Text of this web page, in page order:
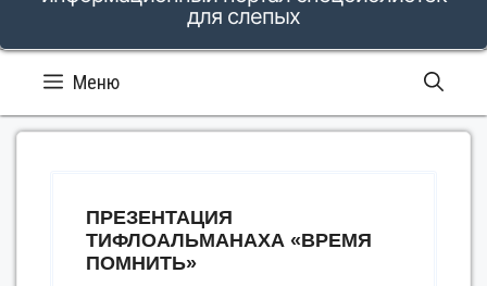
для слепых
Меню
ПРЕЗЕНТАЦИЯ
ТИФЛОАЛЬМАНАХА «ВРЕМЯ
ПОМНИТЬ»